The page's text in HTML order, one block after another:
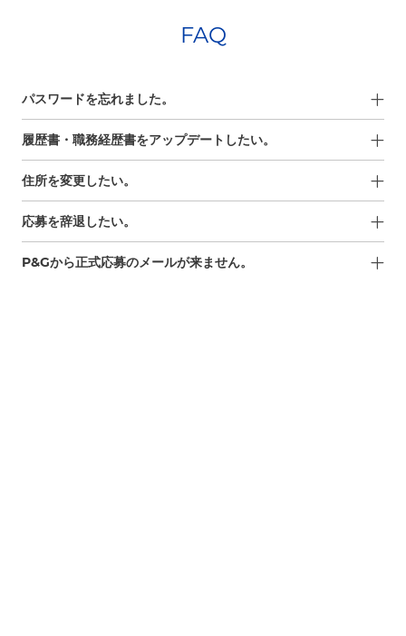
FAQ
パスワードを忘れました。
履歴書・職務経歴書をアップデートしたい。
住所を変更したい。
応募を辞退したい。
P&Gから正式応募のメールが来ません。